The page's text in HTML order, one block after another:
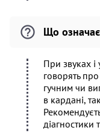
Що
При звуках і
говорять
гучним чи
в кардані,